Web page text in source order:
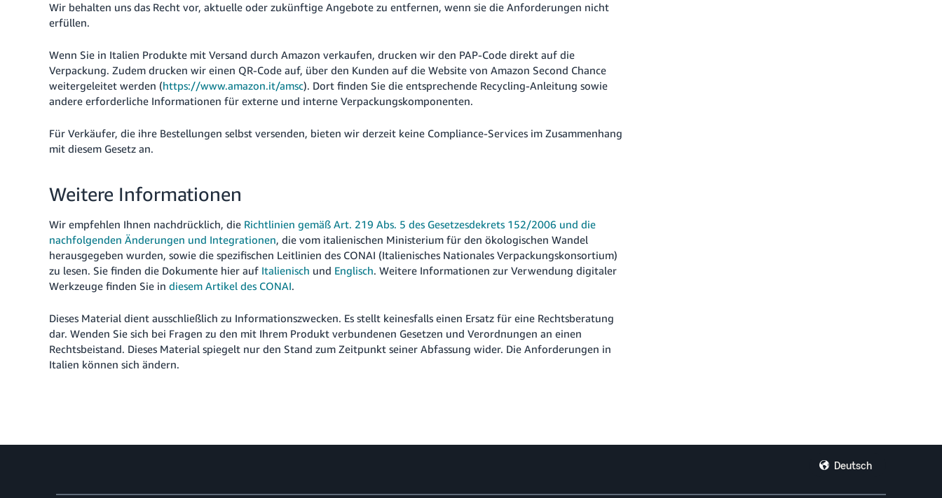
Wir behalten uns das Recht vor, aktuelle oder zukünftige Angebote zu entfernen, wenn sie die Anforderungen nicht
erfüllen.
Wenn Sie in Italien Produkte mit Versand durch Amazon verkaufen, drucken wir den PAP-Code direkt auf die
Verpackung. Zudem drucken wir einen QR-Code auf, über den Kunden auf die Website von Amazon Second Chance
weitergeleitet werden (https://www.amazon.it/amsc). Dort finden Sie die entsprechende Recycling-Anleitung sowie
andere erforderliche Informationen für externe und interne Verpackungskomponenten.
Für Verkäufer, die ihre Bestellungen selbst versenden, bieten wir derzeit keine Compliance-Services im Zusammenhang
mit diesem Gesetz an.
Weitere Informationen
Wir empfehlen Ihnen nachdrücklich, die Richtlinien gemäß Art. 219 Abs. 5 des Gesetzesdekrets 152/2006 und die
nachfolgenden Änderungen und Integrationen, die vom italienischen Ministerium für den ökologischen Wandel
herausgegeben wurden, sowie die spezifischen Leitlinien des CONAI (Italienisches Nationales Verpackungskonsortium)
zu lesen. Sie finden die Dokumente hier auf Italienisch und Englisch. Weitere Informationen zur Verwendung digitaler
Werkzeuge finden Sie in diesem Artikel des CONAI.
Dieses Material dient ausschließlich zu Informationszwecken. Es stellt keinesfalls einen Ersatz für eine Rechtsberatung
dar. Wenden Sie sich bei Fragen zu den mit Ihrem Produkt verbundenen Gesetzen und Verordnungen an einen
Rechtsbeistand. Dieses Material spiegelt nur den Stand zum Zeitpunkt seiner Abfassung wider. Die Anforderungen in
Italien können sich ändern.
Deutsch